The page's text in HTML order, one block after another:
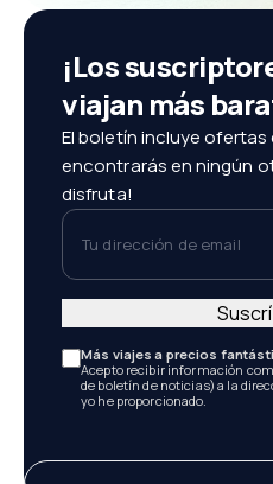
¡Los
viajan más
El boletín incluye
encontrarás en ningún
disfruta!
Tu dirección de email
Más viajes a precios
Acepto recibir información
de boletín de noticias) a la
yo he proporcionado.